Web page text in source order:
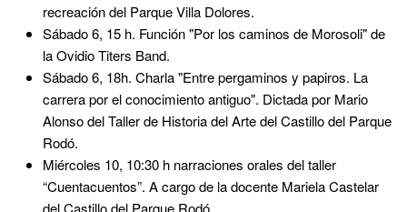
recreación del Parque Villa Dolores.
Sábado 6, 15 h. Función "Por los caminos de Morosoli" de
la Ovidio Titers Band.
Sábado 6, 18h. Charla "Entre pergaminos y papiros. La
carrera por el conocimiento antiguo". Dictada por Mario
Alonso del Taller de Historia del Arte del Castillo del Parque
Rodó.
Miércoles 10, 10:30 h narraciones orales del taller
“Cuentacuentos”. A cargo de la docente Mariela Castelar
del Castillo del Parque Rodó.